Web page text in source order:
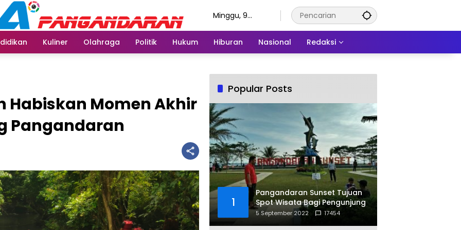
Minggu, 9
Kuliner Olahraga Politik Hukum Hiburan Nasional Redaksi
Habiskan Momen Akhir
Pangandaran
Popular Posts
1
Pangandaran Sunset Tujuan
Spot Wisata Bagi Pengunjung
5 September 2022 17454